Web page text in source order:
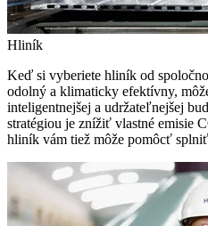
Hliník
Keď si vyberiete hliník od
odolný a klimaticky efektívny,
inteligentnejšej a udržateľnejšej
stratégiou je znížiť vlastné emisie
hliník vám tiež môže pomôcť